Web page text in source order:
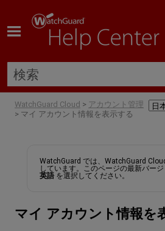
メイン コンテンツにスキ
WatchGuard Cloud > アカウント管理
> マイ アカウント情報を表示する
WatchGuard では、WatchGuard
しています。このページの最新バー
英語 を選択してください。
マイ アカウント情報を